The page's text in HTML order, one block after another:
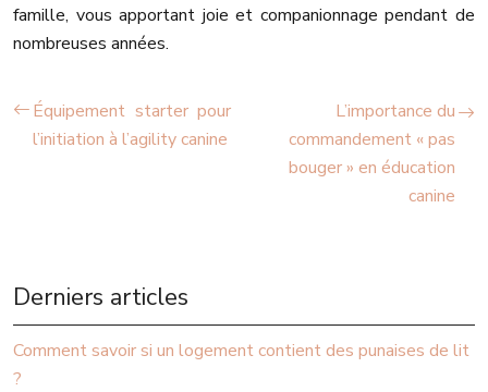
famille, vous apportant joie et companionnage pendant de
nombreuses années.
Équipement starter pour
l’initiation à l’agility canine
L’importance du
commandement « pas
bouger » en éducation
canine
Derniers articles
Comment savoir si un logement contient des punaises de lit
?